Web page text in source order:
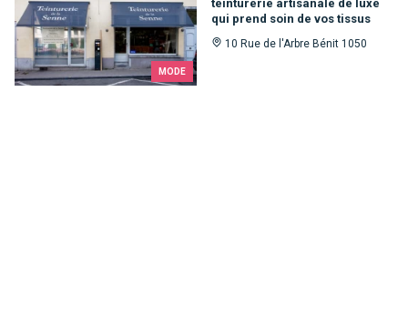
MODE
teinturerie artisanale de luxe
qui prend soin de vos tissus
10 Rue de l'Arbre Bénit 1050